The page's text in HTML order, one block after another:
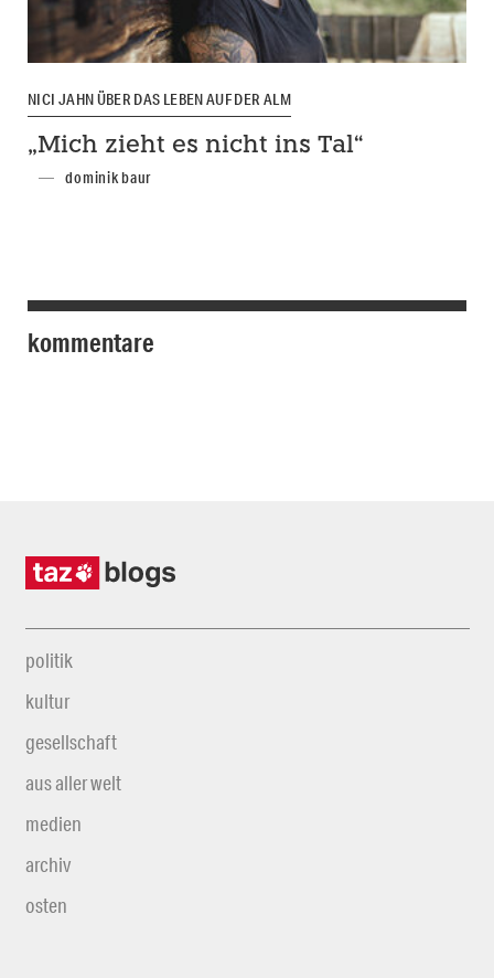
NICI JAHN ÜBER DAS LEBEN AUF DER ALM
„Mich zieht es nicht ins Tal“
dominik baur
kommentare
politik
kultur
gesellschaft
aus aller welt
medien
archiv
osten